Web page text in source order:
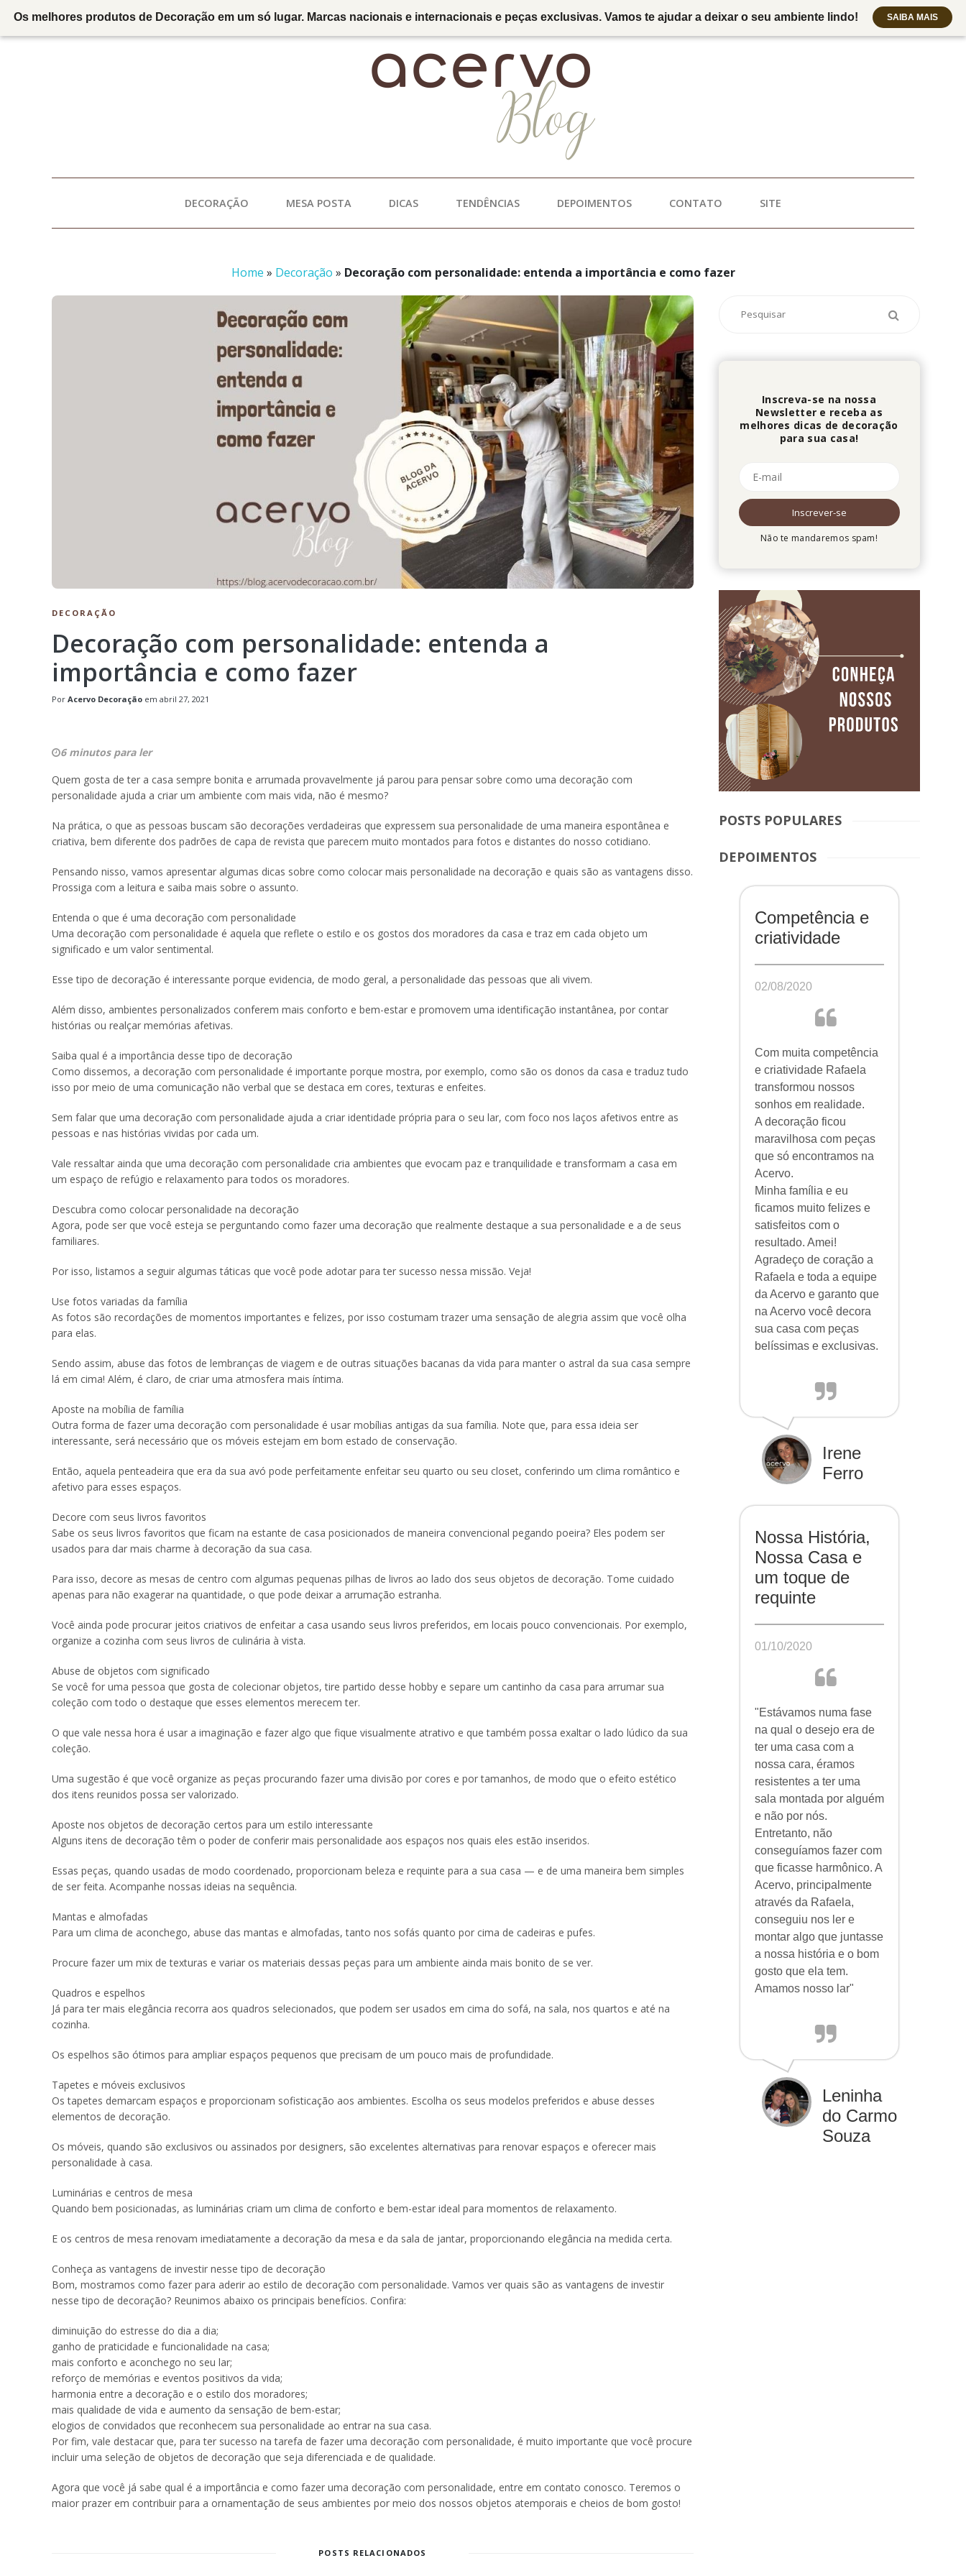
Os melhores produtos de Decoração em um só lugar. Marcas nacionais e internacionais e peças exclusivas. Vamos te ajudar a deixar o seu ambiente lindo! SAIBA MAIS
DECORAÇÃO MESA POSTA DICAS TENDÊNCIAS DEPOIMENTOS CONTATO SITE
Home » Decoração » Decoração com personalidade: entenda a importância e como fazer
DECORAÇÃO
Decoração com personalidade: entenda a
importância e como fazer
Por Acervo Decoração em abril 27, 2021
6 minutos para ler
Quem gosta de ter a casa sempre bonita e arrumada provavelmente já parou para pensar sobre como uma decoração com
personalidade ajuda a criar um ambiente com mais vida, não é mesmo?
Na prática, o que as pessoas buscam são decorações verdadeiras que expressem sua personalidade de uma maneira espontânea e
criativa, bem diferente dos padrões de capa de revista que parecem muito montados para fotos e distantes do nosso cotidiano.
Pensando nisso, vamos apresentar algumas dicas sobre como colocar mais personalidade na decoração e quais são as vantagens disso.
Prossiga com a leitura e saiba mais sobre o assunto.
Entenda o que é uma decoração com personalidade
Uma decoração com personalidade é aquela que reflete o estilo e os gostos dos moradores da casa e traz em cada objeto um
significado e um valor sentimental.
Esse tipo de decoração é interessante porque evidencia, de modo geral, a personalidade das pessoas que ali vivem.
Além disso, ambientes personalizados conferem mais conforto e bem-estar e promovem uma identificação instantânea, por contar
histórias ou realçar memórias afetivas.
Saiba qual é a importância desse tipo de decoração
Como dissemos, a decoração com personalidade é importante porque mostra, por exemplo, como são os donos da casa e traduz tudo
isso por meio de uma comunicação não verbal que se destaca em cores, texturas e enfeites.
Sem falar que uma decoração com personalidade ajuda a criar identidade própria para o seu lar, com foco nos laços afetivos entre as
pessoas e nas histórias vividas por cada um.
Vale ressaltar ainda que uma decoração com personalidade cria ambientes que evocam paz e tranquilidade e transformam a casa em
um espaço de refúgio e relaxamento para todos os moradores.
Descubra como colocar personalidade na decoração
Agora, pode ser que você esteja se perguntando como fazer uma decoração que realmente destaque a sua personalidade e a de seus
familiares.
Por isso, listamos a seguir algumas táticas que você pode adotar para ter sucesso nessa missão. Veja!
Use fotos variadas da família
As fotos são recordações de momentos importantes e felizes, por isso costumam trazer uma sensação de alegria assim que você olha
para elas.
Sendo assim, abuse das fotos de lembranças de viagem e de outras situações bacanas da vida para manter o astral da sua casa sempre
lá em cima! Além, é claro, de criar uma atmosfera mais íntima.
Aposte na mobília de família
Outra forma de fazer uma decoração com personalidade é usar mobílias antigas da sua família. Note que, para essa ideia ser
interessante, será necessário que os móveis estejam em bom estado de conservação.
Então, aquela penteadeira que era da sua avó pode perfeitamente enfeitar seu quarto ou seu closet, conferindo um clima romântico e
afetivo para esses espaços.
Decore com seus livros favoritos
Sabe os seus livros favoritos que ficam na estante de casa posicionados de maneira convencional pegando poeira? Eles podem ser
usados para dar mais charme à decoração da sua casa.
Para isso, decore as mesas de centro com algumas pequenas pilhas de livros ao lado dos seus objetos de decoração. Tome cuidado
apenas para não exagerar na quantidade, o que pode deixar a arrumação estranha.
Você ainda pode procurar jeitos criativos de enfeitar a casa usando seus livros preferidos, em locais pouco convencionais. Por exemplo,
organize a cozinha com seus livros de culinária à vista.
Abuse de objetos com significado
Se você for uma pessoa que gosta de colecionar objetos, tire partido desse hobby e separe um cantinho da casa para arrumar sua
coleção com todo o destaque que esses elementos merecem ter.
O que vale nessa hora é usar a imaginação e fazer algo que fique visualmente atrativo e que também possa exaltar o lado lúdico da sua
coleção.
Uma sugestão é que você organize as peças procurando fazer uma divisão por cores e por tamanhos, de modo que o efeito estético
dos itens reunidos possa ser valorizado.
Aposte nos objetos de decoração certos para um estilo interessante
Alguns itens de decoração têm o poder de conferir mais personalidade aos espaços nos quais eles estão inseridos.
Essas peças, quando usadas de modo coordenado, proporcionam beleza e requinte para a sua casa — e de uma maneira bem simples
de ser feita. Acompanhe nossas ideias na sequência.
Mantas e almofadas
Para um clima de aconchego, abuse das mantas e almofadas, tanto nos sofás quanto por cima de cadeiras e pufes.
Procure fazer um mix de texturas e variar os materiais dessas peças para um ambiente ainda mais bonito de se ver.
Quadros e espelhos
Já para ter mais elegância recorra aos quadros selecionados, que podem ser usados em cima do sofá, na sala, nos quartos e até na
cozinha.
Os espelhos são ótimos para ampliar espaços pequenos que precisam de um pouco mais de profundidade.
Tapetes e móveis exclusivos
Os tapetes demarcam espaços e proporcionam sofisticação aos ambientes. Escolha os seus modelos preferidos e abuse desses
elementos de decoração.
Os móveis, quando são exclusivos ou assinados por designers, são excelentes alternativas para renovar espaços e oferecer mais
personalidade à casa.
Luminárias e centros de mesa
Quando bem posicionadas, as luminárias criam um clima de conforto e bem-estar ideal para momentos de relaxamento.
E os centros de mesa renovam imediatamente a decoração da mesa e da sala de jantar, proporcionando elegância na medida certa.
Conheça as vantagens de investir nesse tipo de decoração
Bom, mostramos como fazer para aderir ao estilo de decoração com personalidade. Vamos ver quais são as vantagens de investir
nesse tipo de decoração? Reunimos abaixo os principais benefícios. Confira:
diminuição do estresse do dia a dia;
ganho de praticidade e funcionalidade na casa;
mais conforto e aconchego no seu lar;
reforço de memórias e eventos positivos da vida;
harmonia entre a decoração e o estilo dos moradores;
mais qualidade de vida e aumento da sensação de bem-estar;
elogios de convidados que reconhecem sua personalidade ao entrar na sua casa.
Por fim, vale destacar que, para ter sucesso na tarefa de fazer uma decoração com personalidade, é muito importante que você procure
incluir uma seleção de objetos de decoração que seja diferenciada e de qualidade.
Agora que você já sabe qual é a importância e como fazer uma decoração com personalidade, entre em contato conosco. Teremos o
maior prazer em contribuir para a ornamentação de seus ambientes por meio dos nossos objetos atemporais e cheios de bom gosto!
POSTS RELACIONADOS
Inscreva-se na nossa
Newsletter e receba as
melhores dicas de decoração
para sua casa!
Não te mandaremos spam!
POSTS POPULARES
DEPOIMENTOS
Competência e
criatividade
02/08/2020
Com muita competência
e criatividade Rafaela
transformou nossos
sonhos em realidade.
A decoração ficou
maravilhosa com peças
que só encontramos na
Acervo.
Minha família e eu
ficamos muito felizes e
satisfeitos com o
resultado. Amei!
Agradeço de coração a
Rafaela e toda a equipe
da Acervo e garanto que
na Acervo você decora
sua casa com peças
belíssimas e exclusivas.
Irene
Ferro
Nossa História,
Nossa Casa e
um toque de
requinte
01/10/2020
"Estávamos numa fase
na qual o desejo era de
ter uma casa com a
nossa cara, éramos
resistentes a ter uma
sala montada por alguém
e não por nós.
Entretanto, não
conseguíamos fazer com
que ficasse harmônico. A
Acervo, principalmente
através da Rafaela,
conseguiu nos ler e
montar algo que juntasse
a nossa história e o bom
gosto que ela tem.
Amamos nosso lar"
Leninha
do Carmo
Souza